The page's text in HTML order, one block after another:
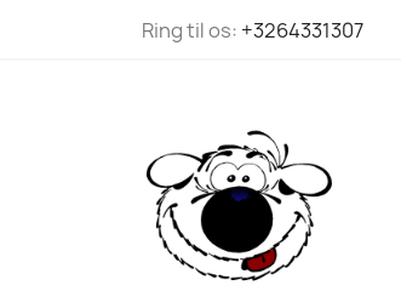
Ring til os: +3264331307